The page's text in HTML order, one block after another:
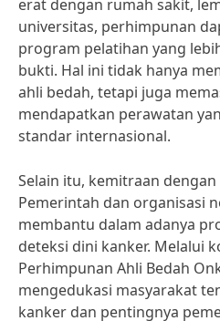
erat dengan rumah sakit,
universitas, perhimpunan
program pelatihan yang
bukti. Hal ini tidak hanya
ahli bedah, tetapi juga
mendapatkan perawatan
standar internasional.
Selain itu, kemitraan
Pemerintah dan organisasi
membantu dalam adanya
deteksi dini kanker. Melalui
Perhimpunan Ahli Bedah
mengedukasi masyarakat
kanker dan pentingnya